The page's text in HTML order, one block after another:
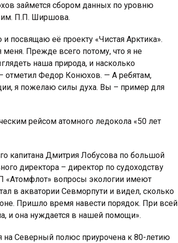
займется сбором данных по уровню
им. П.П. Ширшова.
её проекту «Чистая Арктика».
меня. Прежде всего потому, что я не
наша природа, и насколько
отметил Федор Конюхов. — А ребятам,
я пожелаю силы духа. Вы – пример для
рейсом атомного ледокола «50 лет
капитана Дмитрия Лобусова по большой
директора – директор по судоходству
«Атомфлот» вопросы экологии имеют
в акватории Севморпути и видел, сколько
Пришло время навести порядок. При всей
и она нуждается в нашей помощи».
на Северный полюс приурочена к 80-летию